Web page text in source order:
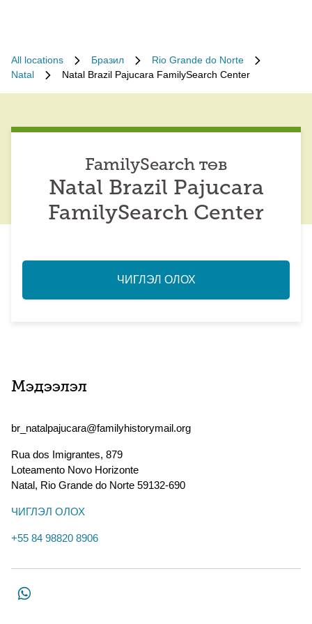
All locations Бразил
Rio Grande do Norte
Natal
Natal Brazil Pajucara FamilySearch Center
FamilySearch төв
Natal Brazil Pajucara
FamilySearch Center
ЧИГЛЭЛ ОЛОХ
Мэдээлэл
br_natalpajucara@familyhistorymail.org
Rua dos Imigrantes, 879
Loteamento Novo Horizonte
Natal, Rio Grande do Norte 59132-690
ЧИГЛЭЛ ОЛОХ
+55 84 98820 8906